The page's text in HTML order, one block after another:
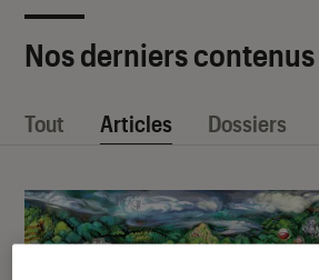
Nos derniers contenus
Tout Articles Dossiers